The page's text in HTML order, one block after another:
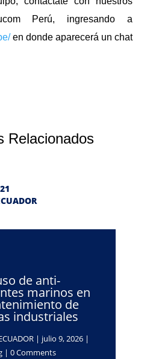
Perú, ingresando a
en donde aparecerá un chat
Relacionados
de anti-
marinos en
de
industriales
| julio 9, 2026 |
| 0 Comments